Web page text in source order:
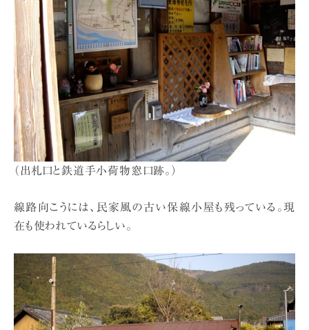
（出札口と鉄道手小荷物窓口跡。）
線路向こうには、民家風の古い保線小屋も残っている。現
在も使われているらしい。